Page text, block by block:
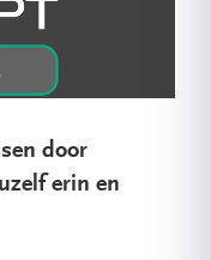
door
erin en